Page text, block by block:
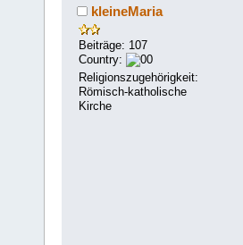
kleineMaria
Beiträge: 107
Country:
Religionszugehörigkeit:
Römisch-katholische
Kirche